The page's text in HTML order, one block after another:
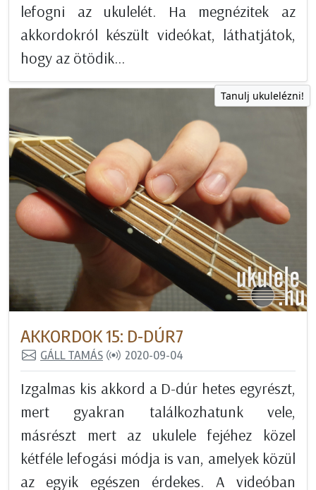
lefogni az ukulelét. Ha megnézitek az
akkordokról készült videókat, láthatjátok,
hogy az ötödik...
Tanulj ukulelézni!
AKKORDOK 15: D-DÚR7
GÁLL TAMÁS 2020-09-04
Izgalmas kis akkord a D-dúr hetes egyrészt,
mert gyakran találkozhatunk vele,
másrészt mert az ukulele fejéhez közel
kétféle lefogási módja is van, amelyek közül
az egyik egészen érdekes. A videóban